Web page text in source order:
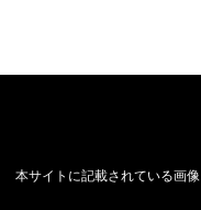
本サイトに記載されている画